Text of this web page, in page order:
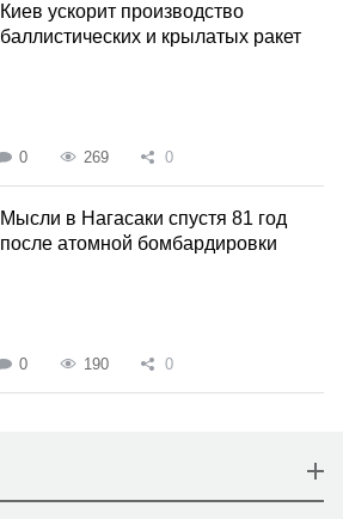
Киев ускорит производство
баллистических и крылатых ракет
0 269 0
Мысли в Нагасаки спустя 81 год
после атомной бомбардировки
0 190 0